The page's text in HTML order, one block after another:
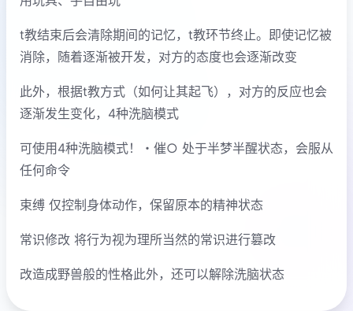
t教结束后会清除期间的记忆，t教环节终止。即使记忆被
消除，随着逐渐被开发，对方的态度也会逐渐改变
此外，根据t教方式（如何让其起飞），对方的反应也会
逐渐发生变化，4种洗脑模式
可使用4种洗脑模式！・催○ 处于半梦半醒状态，会服从
任何命令
束缚 仅控制身体动作，保留原本的精神状态
常识修改 将行为视为理所当然的常识进行篡改
改造成野兽般的性格此外，还可以解除洗脑状态